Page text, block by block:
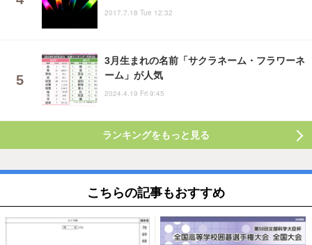
2017.7.18 Tue 12:32
3月生まれの名前「サクラネーム・フラワーネ
ーム」が人気
2024.4.19 Fri 9:45
ランキングをもっと見る
こちらの記事もおすすめ